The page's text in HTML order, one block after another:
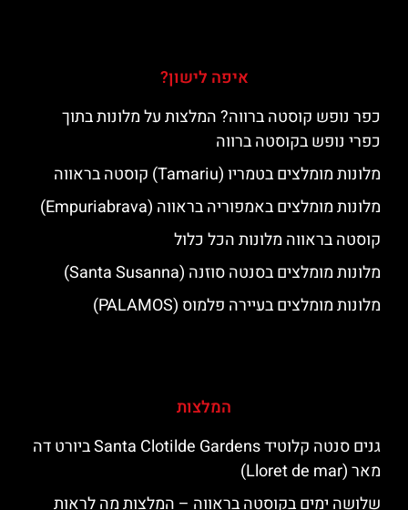
איפה לישון?
כפר נופש קוסטה ברווה? המלצות על מלונות בתוך
כפרי נופש בקוסטה ברווה
מלונות מומלצים בטמריו (Tamariu) קוסטה בראווה
מלונות מומלצים באמפוריה בראווה (Empuriabrava)
קוסטה בראווה מלונות הכל כלול
מלונות מומלצים בסנטה סוזנה (Santa Susanna)
מלונות מומלצים בעיירה פלמוס (PALAMOS)
המלצות
גנים סנטה קלוטיד Santa Clotilde Gardens ביורט דה
מאר (Lloret de mar)
שלושה ימים בקוסטה בראווה – המלצות מה לראות